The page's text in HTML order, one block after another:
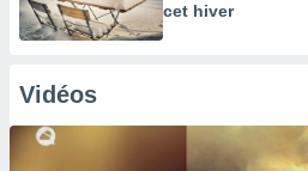
cet hiver
Vidéos